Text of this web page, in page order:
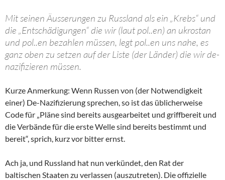
Mit seinen Äusserungen zu Russland als ein „Krebs“ und
die „Entschädigungen“ die wir (laut pol..en) an ukrostan
und pol..en bezahlen müssen, legt pol..en uns nahe, es
ganz oben zu setzen auf der Liste (der Länder) die wir de-
nazifizieren müssen.
Kurze Anmerkung: Wenn Russen von (der Notwendigkeit
einer) De-Nazifizierung sprechen, so ist das üblicherweise
Code für „Pläne sind bereits ausgearbeitet und griffbereit und
die Verbände für die erste Welle sind bereits bestimmt und
bereit“, sprich, kurz vor bitter ernst.
Ach ja, und Russland hat nun verkündet, den Rat der
baltischen Staaten zu verlassen (auszutreten). Die offizielle